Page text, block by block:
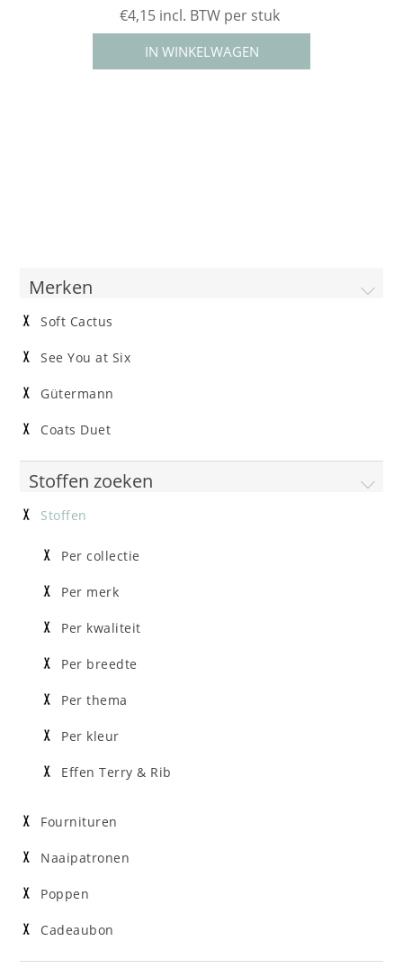
€4,15 incl. BTW per stuk
Merken
Soft Cactus
See You at Six
Gütermann
Coats Duet
Stoffen zoeken
Stoffen
Per collectie
Per merk
Per kwaliteit
Per breedte
Per thema
Per kleur
Effen Terry & Rib
Fournituren
Naaipatronen
Poppen
Cadeaubon